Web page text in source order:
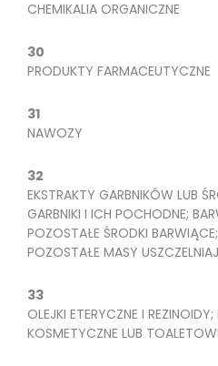
CHEMIKALIA ORGANICZNE
30
PRODUKTY FARMACEUTYCZNE
31
NAWOZY
32
EKSTRAKTY GARBNIKÓW LUB
GARBNIKI I ICH POCHODNE;
POZOSTAŁE ŚRODKI
POZOSTAŁE MASY
33
OLEJKI ETERYCZNE I
KOSMETYCZNE LUB